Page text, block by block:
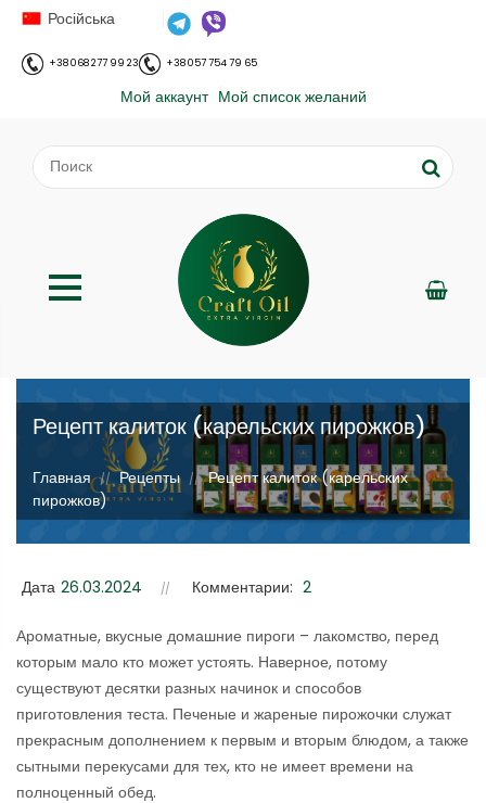
Російська
+38 068 277 99 23 +38 057 754 79 65
Мой аккаунт Мой список желаний
Рецепт калиток (карельских пирожков)
;
Главная // Рецепты // Рецепт калиток (карельских
пирожков)
Дата 26.03.2024 Комментарии: 2
Ароматные, вкусные домашние пироги – лакомство, перед
которым мало кто может устоять. Наверное, потому
существуют десятки разных начинок и способов
приготовления теста. Печеные и жареные пирожочки служат
прекрасным дополнением к первым и вторым блюдом, а также
сытными перекусами для тех, кто не имеет времени на
полноценный обед.